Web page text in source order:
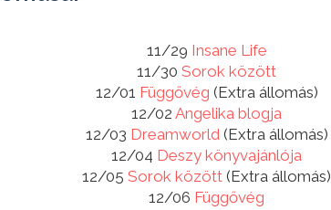
11/29 Insane Life
11/30Sorok között
12/01 Függővég (Extra állomás)
12/02Angelika blogja
12/03 Dreamworld (Extra állomás)
12/04 Deszy könyvajánlója
12/05Sorok között (Extra állomás)
12/06 Függővég